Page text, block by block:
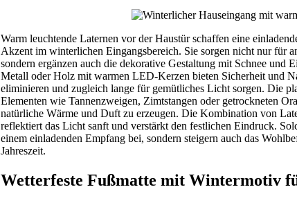
Warm leuchtende Laternen vor der Haustür schaffen eine
Akzent im winterlichen Eingangsbereich. Sie sorgen nicht nur für
sondern ergänzen auch die dekorative Gestaltung mit Schnee und
Metall oder Holz mit warmen LED-Kerzen bieten Sicherheit und
eliminieren und zugleich lange für gemütliches Licht sorgen. Die
Elementen wie Tannenzweigen, Zimtstangen oder getrockneten
natürliche Wärme und Duft zu erzeugen. Die Kombination von
reflektiert das Licht sanft und verstärkt den festlichen Eindruck.
einem einladenden Empfang bei, sondern steigern auch das
Jahreszeit.
Wetterfeste Fußmatte mit Wintermotiv